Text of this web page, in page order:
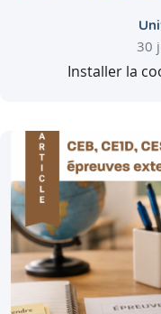
30
Installer la